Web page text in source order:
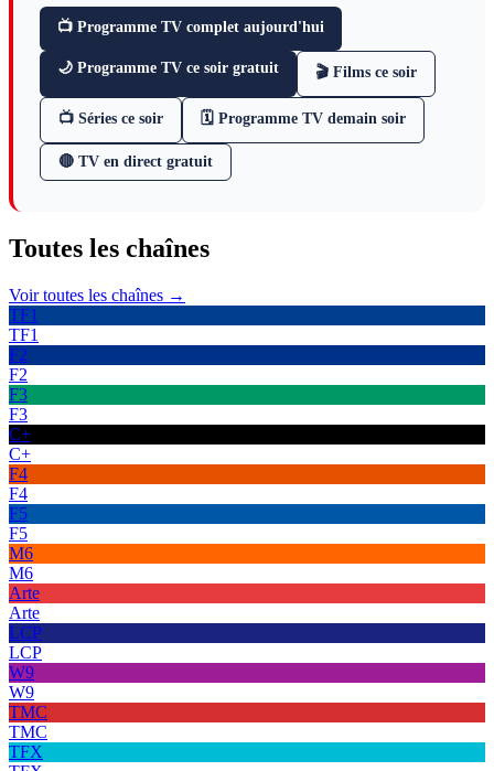
📺 Programme TV complet aujourd'hui
🌙 Programme TV ce soir gratuit 🎬 Films ce soir
📺 Séries ce soir 🗓 Programme TV demain soir
🔴 TV en direct gratuit
Toutes les chaînes
Voir toutes les chaînes →
TF1
TF1
F2
F2
F3
F3
C+
C+
F4
F4
F5
F5
M6
M6
Arte
Arte
LCP
LCP
W9
W9
TMC
TMC
TFX